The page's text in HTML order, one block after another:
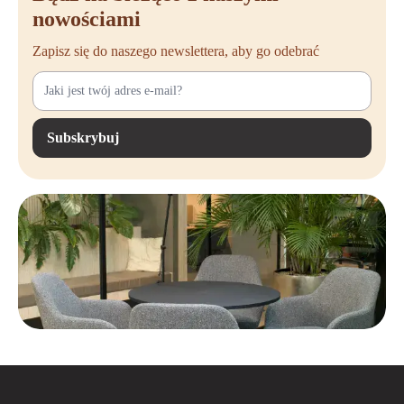
czy potrzebujesz prostego rozwiązania do grupowania kabli, czy extra
jakości, które zapewnią efektywne zarządzanie kablami.
Masz pytania lub potrzebujesz spersonalizowanej porady? Skontaktuj
się z nami. Z przyjemnością pomożemy Ci znaleźć najlepsze opaski
kablowe do Twojego miejsca pracy!
nowościami
Zapisz się do naszego newslettera, aby go odebrać
Subskrybuj